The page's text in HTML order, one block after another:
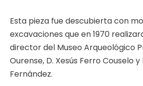
Esta pieza fue descubierta con
excavaciones que en 1970
director del Museo Arqueológico
Ourense, D. Xesús Ferro Couselo
Fernández.